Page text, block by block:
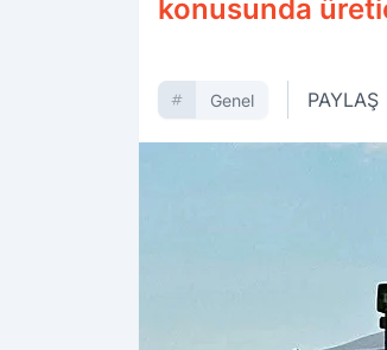
konusunda
Genel PAYLAŞ